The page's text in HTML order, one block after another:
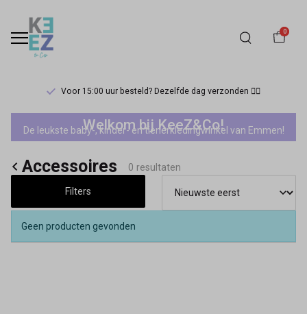
0
Voor 15:00 uur besteld? Dezelfde dag verzonden 🏃‍♀️
Name
it
mini
jongens
accessoires
Welkom bij KeeZ&Co!
De leukste baby-, kinder- en tienerkledingwinkel van Emmen!
Accessoires 0 resultaten
Filters
Geen producten gevonden